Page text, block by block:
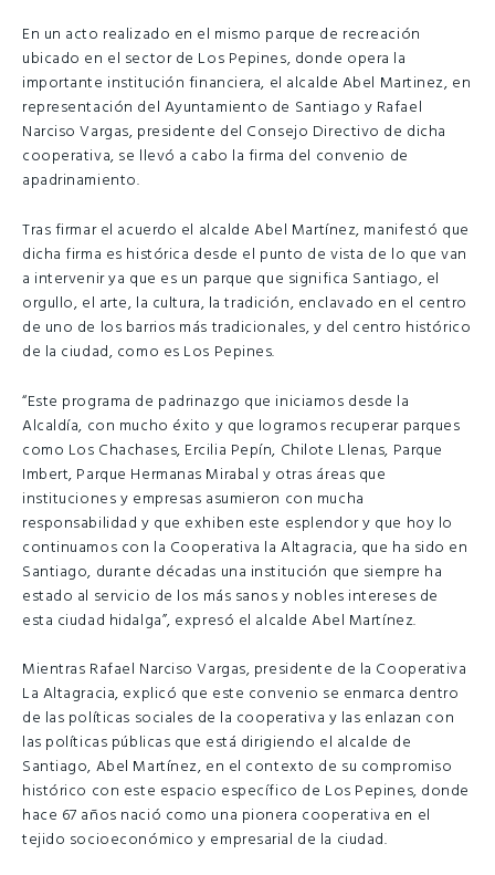
En un acto realizado en el mismo parque de recreación
ubicado en el sector de Los Pepines, donde opera la
importante institución financiera, el alcalde Abel Martinez, en
representación del Ayuntamiento de Santiago y Rafael
Narciso Vargas, presidente del Consejo Directivo de dicha
cooperativa, se llevó a cabo la firma del convenio de
apadrinamiento.
Tras firmar el acuerdo el alcalde Abel Martínez, manifestó que
dicha firma es histórica desde el punto de vista de lo que van
a intervenir ya que es un parque que significa Santiago, el
orgullo, el arte, la cultura, la tradición, enclavado en el centro
de uno de los barrios más tradicionales, y del centro histórico
de la ciudad, como es Los Pepines.
“Este programa de padrinazgo que iniciamos desde la
Alcaldía, con mucho éxito y que logramos recuperar parques
como Los Chachases, Ercilia Pepín, Chilote Llenas, Parque
Imbert, Parque Hermanas Mirabal y otras áreas que
instituciones y empresas asumieron con mucha
responsabilidad y que exhiben este esplendor y que hoy lo
continuamos con la Cooperativa la Altagracia, que ha sido en
Santiago, durante décadas una institución que siempre ha
estado al servicio de los más sanos y nobles intereses de
esta ciudad hidalga”, expresó el alcalde Abel Martínez.
Mientras Rafael Narciso Vargas, presidente de la Cooperativa
La Altagracia, explicó que este convenio se enmarca dentro
de las políticas sociales de la cooperativa y las enlazan con
las políticas públicas que está dirigiendo el alcalde de
Santiago, Abel Martínez, en el contexto de su compromiso
histórico con este espacio específico de Los Pepines, donde
hace 67 años nació como una pionera cooperativa en el
tejido socioeconómico y empresarial de la ciudad.